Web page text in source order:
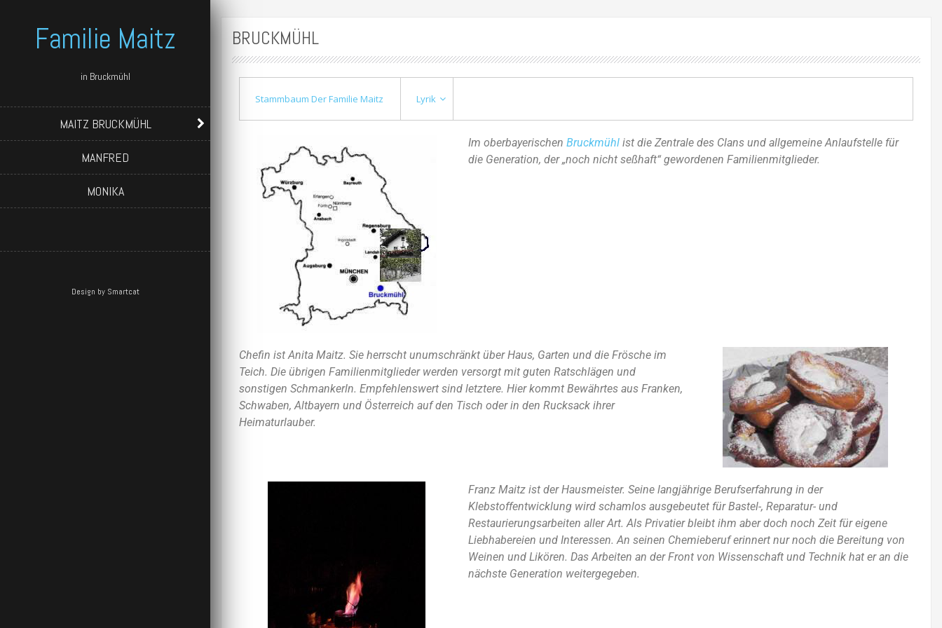
Familie Maitz
in Bruckmühl
MAITZ BRUCKMÜHL
MANFRED
MONIKA
Design by Smartcat
BRUCKMÜHL
Stammbaum Der Familie Maitz Lyrik
Im oberbayerischenBruckmühl ist die Zentrale des Clans und allgemeine Anlaufstelle für
die Generation, der „noch nicht seßhaft“ gewordenen Familienmitglieder.
Chefin ist Anita Maitz. Sie herrscht unumschränkt über Haus, Garten und die Frösche im
Teich. Die übrigen Familienmitglieder werden versorgt mit guten Ratschlägen und
sonstigen Schmankerln. Empfehlenswert sind letztere. Hier kommt Bewährtes aus Franken,
Schwaben, Altbayern und Österreich auf den Tisch oder in den Rucksack ihrer
Heimaturlauber.
Franz Maitz ist der Hausmeister. Seine langjährige Berufserfahrung in der
Klebstoffentwicklung wird schamlos ausgebeutet für Bastel-, Reparatur- und
Restaurierungsarbeiten aller Art. Als Privatier bleibt ihm aber doch noch Zeit für eigene
Liebhabereien und Interessen. An seinen Chemieberuf erinnert nur noch die Bereitung von
Weinen und Likören. Das Arbeiten an der Front von Wissenschaft und Technik hat er an die
nächste Generation weitergegeben.